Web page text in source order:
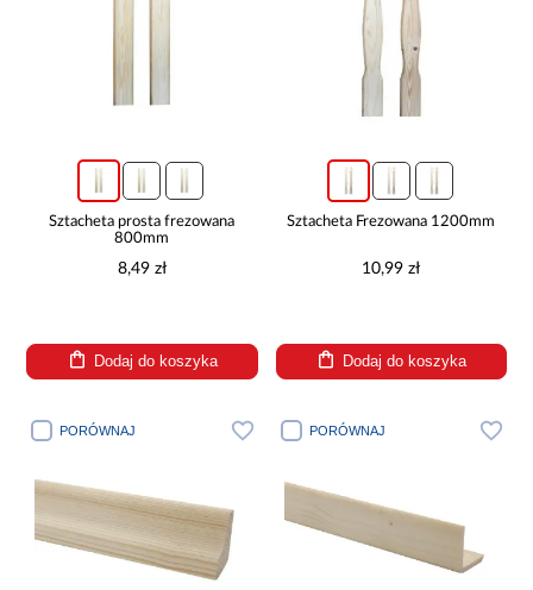
Sztacheta prosta frezowana
800mm
8,49 zł
Dodaj do koszyka
Sztacheta Frezowana 1200mm
10,99 zł
Dodaj do koszyka
PORÓWNAJ PORÓWNAJ